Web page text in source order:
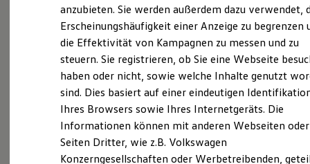
VW Connect für Ihren Transporter/Caravelle
VW Connect für Ihren Amarok
VW Connect für andere Modelle
Fleet Interface Data
Multistop Pathfinder
Übersicht Software Updates
Digitales Bordbuch
Fahrerassistenz- und Sicherheitssysteme
Kontrollleuchten
Kurzfahrprofile und Ölverdünnung
Willkommen bei Volkswagen
Automobile Berlin GmbH in
Berlin Charlottenburg
Wir bieten Ihnen die gesamte Bandbreite an
Neufahrzeugen, Gebrauchtwagen sowie Werkstatt-
anzubieten. Sie werden außerdem dazu verwendet,
Erscheinungshäufigkeit einer Anzeige zu begrenzen
die Effektivität von Kampagnen zu messen und zu
steuern. Sie registrieren, ob Sie eine Webseite
haben oder nicht, sowie welche Inhalte genutzt
sind. Dies basiert auf einer eindeutigen
Ihres Browsers sowie Ihres Internetgeräts. Die
Informationen können mit anderen Webseiten oder
Seiten Dritter, wie z.B. Volkswagen
Konzerngesellschaften oder Werbetreibenden,